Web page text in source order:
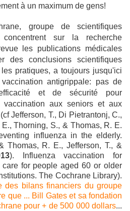
à un maximum de gens!
groupe de scientifiques
sur la recherche
les publications médicales
des conclusions scientifiques
pratiques, a toujours jusqu'ici
antigrippale: pas de
et de sécurité pour
vaccination aux seniors et aux
Jefferson, T., Di Pietrantonj, C.,
Thorning, S., & Thomas, R. E.
influenza in the elderly.
Thomas, R. E., Jefferson, T., &
). Influenza vaccination for
care for people aged 60 or older
The Cochrane Library).
des bilans financiers du groupe
que ... Bill Gates et sa fondation
pour + de 500 000 dollars...